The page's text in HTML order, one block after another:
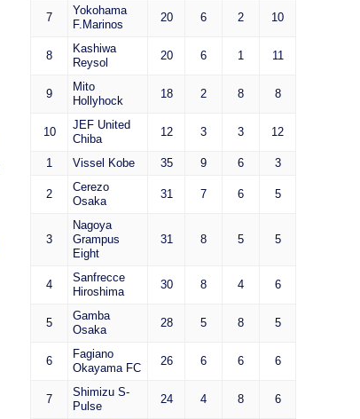
7
Yokohama
F.Marinos
20 6 2 10
8
Kashiwa
Reysol
20 6 1 11
9
Mito
Hollyhock
18 2 8 8
10
JEF United
Chiba
12 3 3 12
1 Vissel Kobe 35 9 6 3
2
Cerezo
Osaka
31 7 6 5
3
Nagoya
Grampus
Eight
31 8 5 5
4
Sanfrecce
Hiroshima
30 8 4 6
5
Gamba
Osaka
28 5 8 5
6
Fagiano
Okayama FC
26 6 6 6
7
Shimizu S-
Pulse
24 4 8 6